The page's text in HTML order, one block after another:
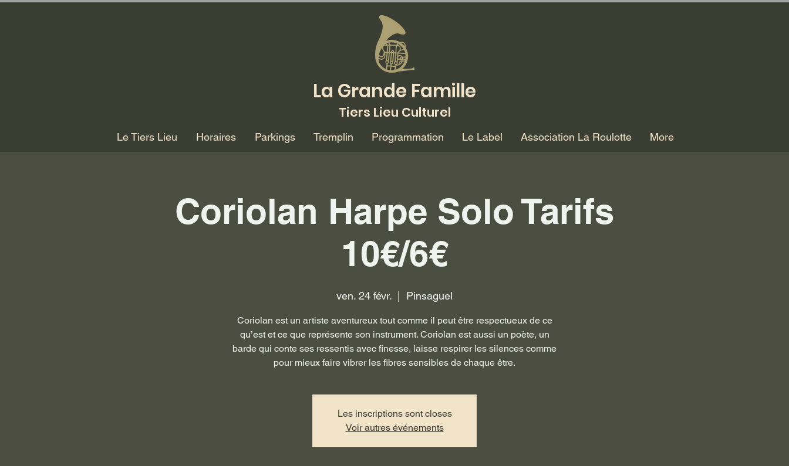
La Grande Famille
Tiers Lieu Culturel
Le Tiers Lieu Horaires Parkings Tremplin Programmation Le Label Association La Roulotte More
Coriolan Harpe Solo Tarifs
10€/6€
ven. 24 févr. Pinsaguel
Coriolan est un artiste aventureux tout comme il peut être respectueux de ce
qu’est et ce que représente son instrument. Coriolan est aussi un poète, un
barde qui conte ses ressentis avec finesse, laisse respirer les silences comme
pour mieux faire vibrer les fibres sensibles de chaque être.
Les inscriptions sont closes
Voir autres événements